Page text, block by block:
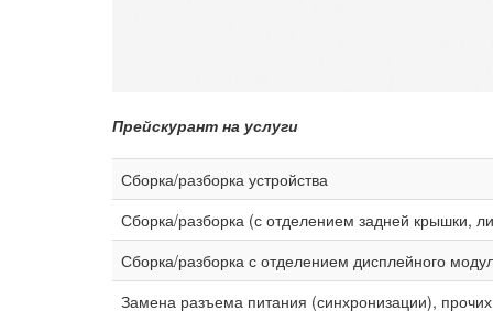
Прейскурант на услуги
Сборка/разборка устройства
Сборка/разборка (с отделением задней крышки,
Сборка/разборка с отделением дисплейного
Замена разъема питания (синхронизации),